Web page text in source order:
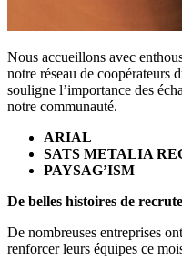
Nous accueillons avec
notre réseau de coopérateurs
souligne l’importance des
notre communauté.
ARIAL
SATS METALIA
PAYSAG’ISM
De belles histoires de
De nombreuses entreprises
renforcer leurs équipes ce